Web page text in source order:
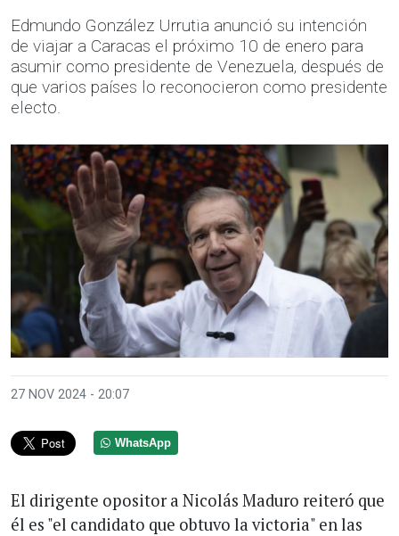
Edmundo González Urrutia anunció su intención
de viajar a Caracas el próximo 10 de enero para
asumir como presidente de Venezuela, después de
que varios países lo reconocieron como presidente
electo.
27 NOV 2024 - 20:07
WhatsApp
El dirigente opositor a Nicolás Maduro reiteró que
él es "el candidato que obtuvo la victoria" en las